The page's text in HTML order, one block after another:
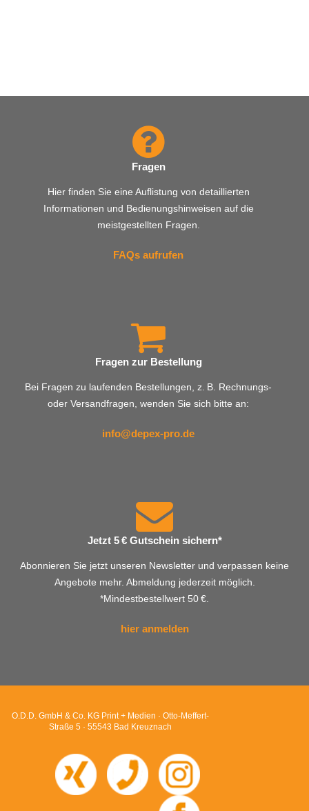
Fragen
Hier finden Sie eine Auflistung von detaillierten
Informationen und Bedienungshinweisen auf die
meistgestellten Fragen.
FAQs aufrufen
Fragen zur Bestellung
Bei Fragen zu laufenden Bestellungen, z. B. Rechnungs-
oder Versandfragen, wenden Sie sich bitte an:
info@depex-pro.de
Jetzt 5 € Gutschein sichern*
Abonnieren Sie jetzt unseren Newsletter und verpassen keine
Angebote mehr. Abmeldung jederzeit möglich.
*Mindestbestellwert 50 €.
hier anmelden
O.D.D. GmbH & Co. KG Print + Medien · Otto-Meffert-
Straße 5 · 55543 Bad Kreuznach